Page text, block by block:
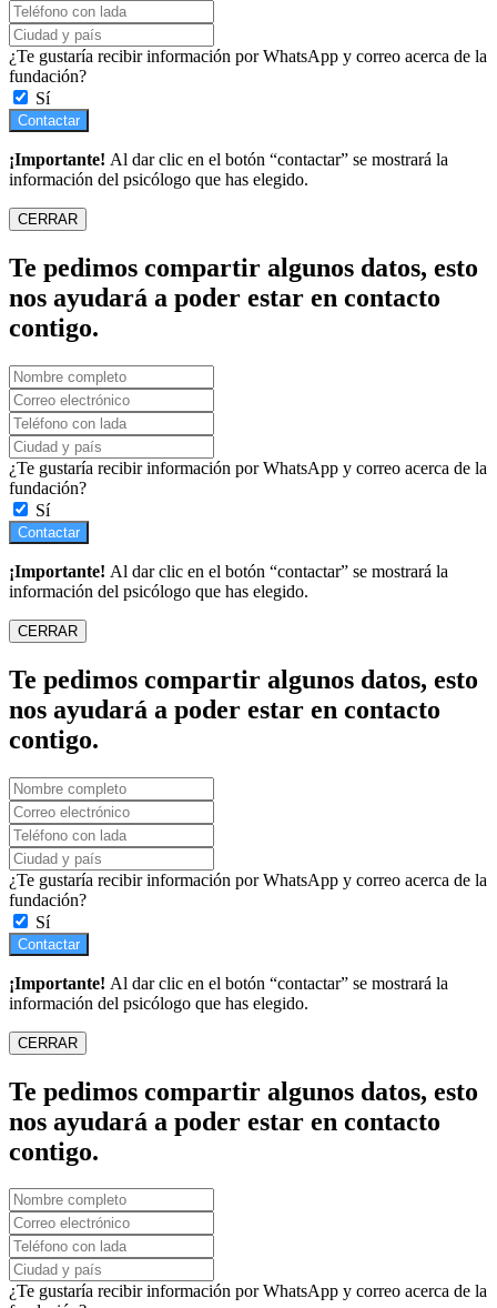
¿Te gustaría recibir información por WhatsApp y correo acerca de la
fundación?
Sí
Contactar
¡Importante! Al dar clic en el botón “contactar” se mostrará la
información del psicólogo que has elegido.
CERRAR
Te pedimos compartir algunos datos, esto
nos ayudará a poder estar en contacto
contigo.
¿Te gustaría recibir información por WhatsApp y correo acerca de la
fundación?
Sí
Contactar
¡Importante! Al dar clic en el botón “contactar” se mostrará la
información del psicólogo que has elegido.
CERRAR
Te pedimos compartir algunos datos, esto
nos ayudará a poder estar en contacto
contigo.
¿Te gustaría recibir información por WhatsApp y correo acerca de la
fundación?
Sí
Contactar
¡Importante! Al dar clic en el botón “contactar” se mostrará la
información del psicólogo que has elegido.
CERRAR
Te pedimos compartir algunos datos, esto
nos ayudará a poder estar en contacto
contigo.
¿Te gustaría recibir información por WhatsApp y correo acerca de la